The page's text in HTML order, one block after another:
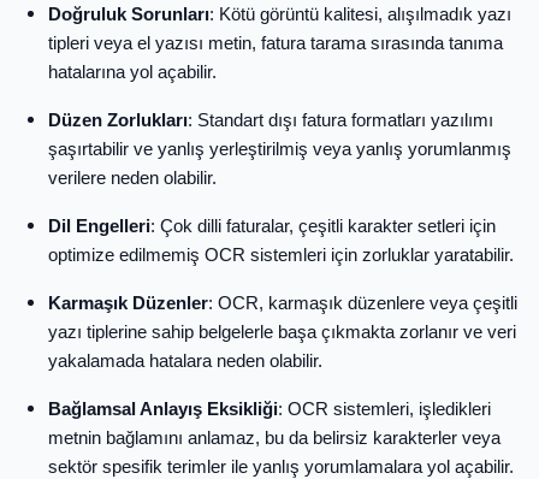
Doğruluk Sorunları: Kötü görüntü kalitesi, alışılmadık yazı
tipleri veya el yazısı metin, fatura tarama sırasında tanıma
hatalarına yol açabilir.
Düzen Zorlukları: Standart dışı fatura formatları yazılımı
şaşırtabilir ve yanlış yerleştirilmiş veya yanlış yorumlanmış
verilere neden olabilir.
Dil Engelleri: Çok dilli faturalar, çeşitli karakter setleri için
optimize edilmemiş OCR sistemleri için zorluklar yaratabilir.
Karmaşık Düzenler: OCR, karmaşık düzenlere veya çeşitli
yazı tiplerine sahip belgelerle başa çıkmakta zorlanır ve veri
yakalamada hatalara neden olabilir.
Bağlamsal Anlayış Eksikliği: OCR sistemleri, işledikleri
metnin bağlamını anlamaz, bu da belirsiz karakterler veya
sektör spesifik terimler ile yanlış yorumlamalara yol açabilir.